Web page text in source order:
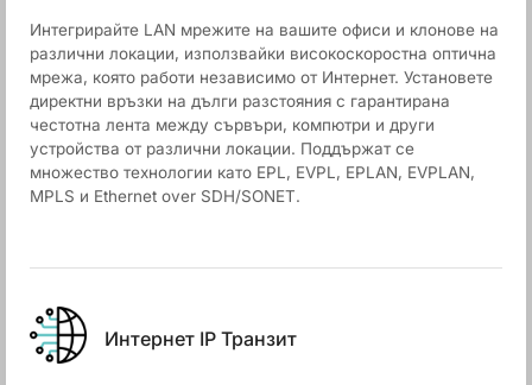
Интегрирайте LAN мрежите на вашите офиси и клонове на
различни локации, използвайки високоскоростна оптична
мрежа, която работи независимо от Интернет. Установете
директни връзки на дълги разстояния с гарантирана
честотна лента между сървъри, компютри и други
устройства от различни локации. Поддържат се
множество технологии като EPL, EVPL, EPLAN, EVPLAN,
MPLS и Ethernet over SDH/SONET.
Интернет IP Транзит